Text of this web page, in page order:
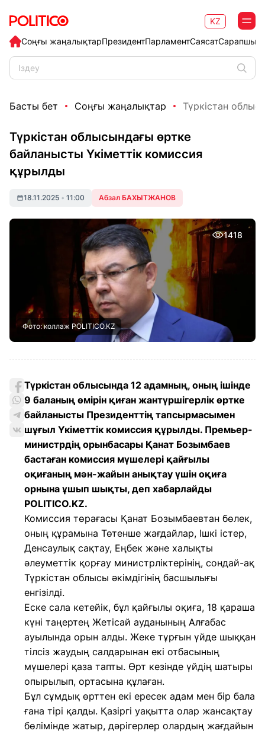
Соңғы жаңалықтарПрезидентПарламентСаясат
KZ
Басты бет Соңғы жаңалықтар Түркістан
Түркістан облысындағы өртке
байланысты Үкіметтік комиссия
құрылды
18.11.2025 • 11:00 Абзал БАХЫТЖАНОВ
1418
Фото: коллаж POLITICO.KZ
Түркістан облысында 12 адамның, оның ішінде
9 баланың өмірін қиған жантүршігерлік өртке
байланысты Президенттің тапсырмасымен
шұғыл Үкіметтік комиссия құрылды. Премьер-
министрдің орынбасары Қанат Бозымбаев
бастаған комиссия мүшелері қайғылы
оқиғаның мән-жайын анықтау үшін оқиға
орнына ұшып шықты, деп хабарлайды
POLITICO.KZ.
Комиссия төрағасы Қанат Бозымбаевтан бөлек,
оның құрамына Төтенше жағдайлар, Ішкі істер,
Денсаулық сақтау, Еңбек және халықты
әлеуметтік қорғау министрліктерінің, сондай-ақ
Түркістан облысы әкімдігінің басшылығы
енгізілді.
Еске сала кетейік, бұл қайғылы оқиға, 18 қараша
күні таңертең Жетісай ауданының Алғабас
ауылында орын алды. Жеке тұрғын үйде шыққан
тілсіз жаудың салдарынан екі отбасының
мүшелері қаза тапты. Өрт кезінде үйдің шатыры
опырылып, ортасына құлаған.
Бұл сұмдық өрттен екі ересек адам мен бір бала
ғана тірі қалды. Қазіргі уақытта олар жансақтау
бөлімінде жатыр, дәрігерлер олардың жағдайын